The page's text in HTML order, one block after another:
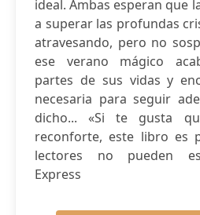
ideal. Ambas esperan que
a superar las profundas
atravesando, pero no
ese verano mágico
partes de sus vidas y
necesaria para seguir
dicho... «Si te gusta
reconforte, este libro es
lectores no pueden
Express